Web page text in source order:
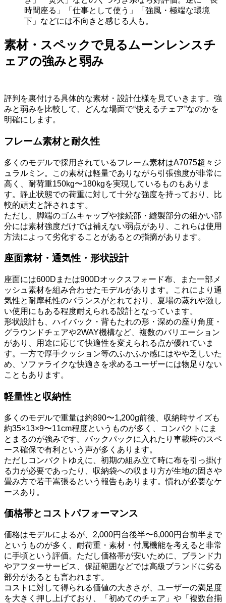
時間座る」「仕事として使う」「強風・極端な環境
下」などには不向きと感じる人も。
素材・スペックで見るムーンレンスチ
ェアの強みと弱み
評判を裏付ける具体的な素材・設計仕様を見ていきます。強
みと弱みを比較して、どんな場面で“使えるチェア”なのかを
明確にします。
フレーム素材と耐久性
多くのモデルで採用されているフレーム素材はA7075超々ジ
ュラルミン。この素材は軽量でありながら引張強度が非常に
高く、耐荷重150kg〜180kgを実現しているものもありま
す。静止状態での荷重に対して十分な強度を持っており、比
較的頑丈と評されます。
ただし、脚端のゴムキャップや接続部・縫製部分の細かい部
分には素材強度だけでは補えない弱点があり、これらは使用
方法によって劣化することがあるとの指摘があります。
座面素材・通気性・形状設計
座面には600Dまたは900Dオックスフォード布、また一部メ
ッシュ素材を組み合わせたモデルがあります。これにより通
気性と耐摩耗性のバランスがとれており、夏場の蒸れや激し
い使用にもある程度耐えられる設計となっています。
形状設計も、ハイバック・背もたれの形・深めの座り角度・
グラウンドチェアや2WAY機構など、複数のバリエーション
があり、用途に応じて快適性を変えられる点が優れていま
す。一方で厚手クッション等のふかふか感にはやや乏しいた
め、ソファライクな快適さを求めるユーザーには物足りない
こともあります。
軽量性と収納性
多くのモデルで重量は約890〜1,200g前後、収納時サイズも
約35×13×9〜11cm程度というものが多く、コンパクトにま
とまるのが強みです。バックパックに入れたり車載時のスペ
ース確保で有利という声が多くあります。
ただしコンパクトゆえに、初期の組み立て時に布を引っ掛け
る力が必要であったり、収納袋への収まり方が生地の固さや
畳み方で若干嵩張るという報告もあります。慣れが必要なケ
ースあり。
価格帯とコストパフォーマンス
価格はモデルによるが、2,000円台後半〜6,000円台前半まで
というものが多く、耐荷重・素材・付属機能を考えると非常
に手頃という評価。ただし価格帯が安いために、ブランド力
やアフターサービス、保証範囲などでは高級ブランドに劣る
部分があるとも言われます。
コストに対して得られる価値の大きさが、ユーザーの満足度
を大きく押し上げており、「初めてのチェア」や「複数台揃